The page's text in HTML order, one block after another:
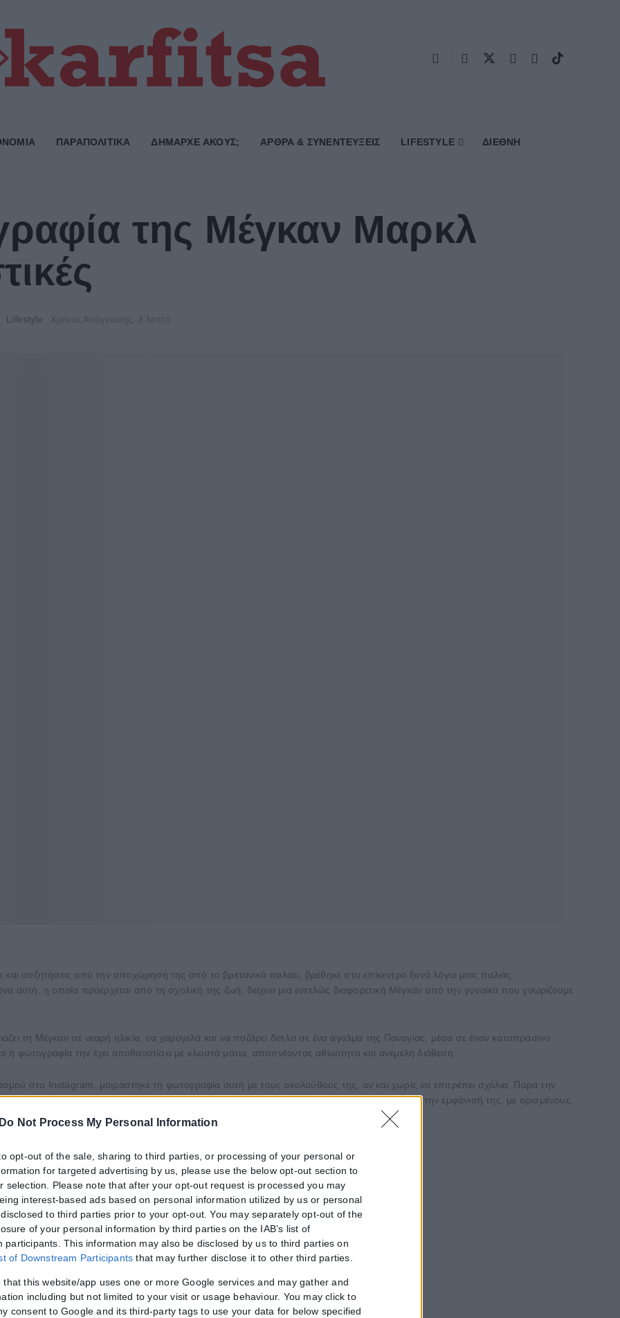
Do Not Process My Personal Information
opt-out of the sale, sharing to third parties, or processing of your personal or
for targeted advertising by us, please use the below opt-out section to
selection. Please note that after your opt-out request is processed you may
interest-based ads based on personal information utilized by us or personal
to third parties prior to your opt-out. You may separately opt-out of the
of your personal information by third parties on the IAB’s list of
participants. This information may also be disclosed by us to third parties on
of Downstream Participants that may further disclose it to other third parties.
that this website/app uses one or more Google services and may gather and
including but not limited to your visit or usage behaviour. You may click to
consent to Google and its third-party tags to use your data for below specified
ΠΑΡΑΠΟΛΙΤΙΚΑ ΔΗΜΑΡΧE ΑΚΟΥΣ; ΑΡΘΡΑ & ΣΥΝΕΝΤΕΥΞΕΙΣ LIFESTYLE ΔΙΕΘΝΗ
της Μέγκαν Μαρκλ
Lifestyle Χρόνος Ανάγνωσης: 3 λεπτά
συζητήσεις από την αποχώρησή της από το βρετανικό παλάτι, βρέθηκε στο επίκεντρο ξανά λόγω μιας παλιάς
αυτή, η οποία προέρχεται από τη σχολική της ζωή, δείχνει μια εντελώς διαφορετική Μέγκαν από την γυναίκα που γνωρίζουμε
τη Μέγκαν σε νεαρή ηλικία, να χαμογελά και να ποζάρει δίπλα σε ένα άγαλμα της Παναγίας, μέσα σε έναν καταπράσινο
η φωτογραφία την έχει αποθανατίσει με κλειστά μάτια, αποπνέοντας αθωότητα και ανέμελη διάθεση.
στο Instagram, μοιράστηκε τη φωτογραφία αυτή με τους ακολούθους της, αν και χωρίς να επιτρέπει σχόλια. Παρά την
απαρατήρητη από τους διαδικτυακούς της φίλους. Πολλοί εξ αυτών σχολίασαν τη διαφορά στην εμφάνισή της, με ορισμένους